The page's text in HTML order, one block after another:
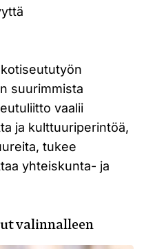
suurimmista
vaalii
ja kulttuuriperintöä,
tukee
yhteiskunta- ja
valinnalleen